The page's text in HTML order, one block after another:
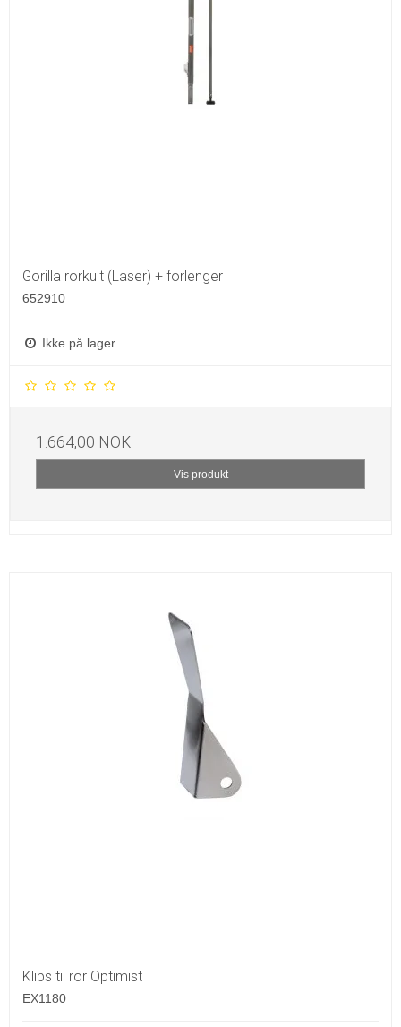
Gorilla rorkult (Laser) + forlenger
652910
Ikke på lager
1.664,00 NOK
Vis produkt
Klips til ror Optimist
EX1180